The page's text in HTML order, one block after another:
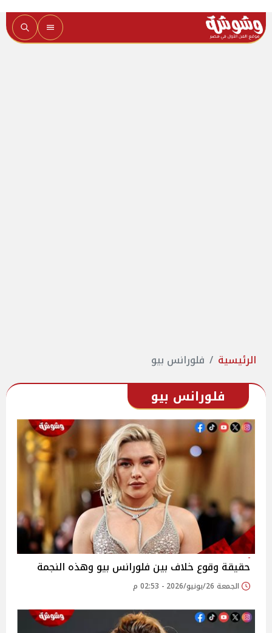
الرئيسية فلورانس بيو
فلورانس بيو
حقيقة وقوع خلاف بين فلورانس بيو وهذه النجمة
الجمعة 26/يونيو/2026 - 02:53 م